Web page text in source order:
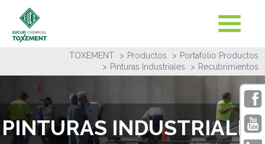
TOXEMENT Productos
Portafolio Productos
Pinturas Industriales
Recubrimientos
PINTURAS INDUSTRIALES